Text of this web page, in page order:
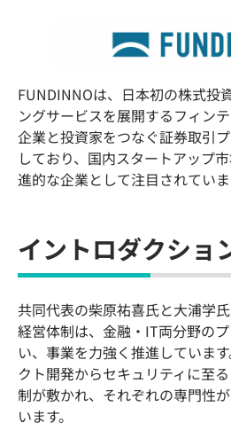
FUNDINNOは、日本初の株式投
ングサービスを展開するフィン
企業と投資家をつなぐ証券取引
しており、国内スタートアップ
進的な企業として注目されていま
イントロダクショ
共同代表の柴原祐喜氏と大浦学
経営体制は、金融・IT両分野の
い、事業を力強く推進していま
クト開発からセキュリティに至
制が敷かれ、それぞれの専門性
います。